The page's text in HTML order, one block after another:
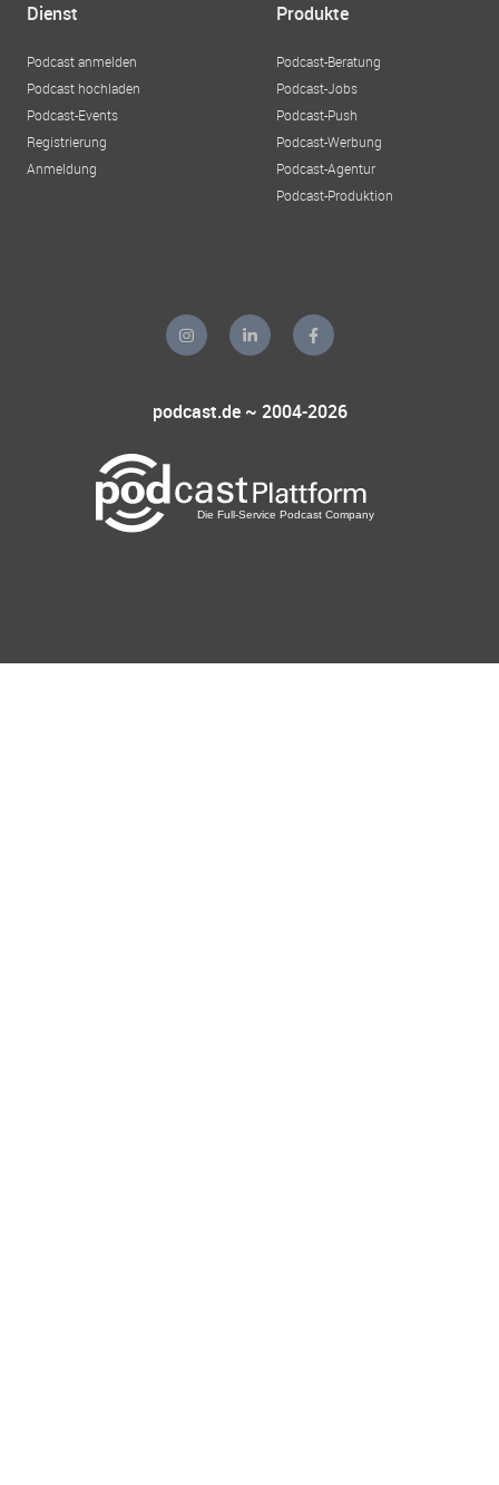
Dienst
Podcast anmelden
Podcast hochladen
Podcast-Events
Registrierung
Anmeldung
Produkte
Podcast-Beratung
Podcast-Jobs
Podcast-Push
Podcast-Werbung
Podcast-Agentur
Podcast-Produktion
podcast.de ~ 2004-2026